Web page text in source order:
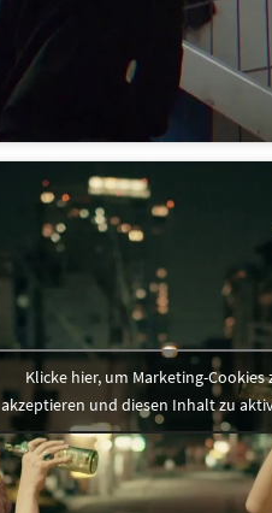
Klicke hier, um Marketing-Cookies
akzeptieren und diesen Inhalt zu